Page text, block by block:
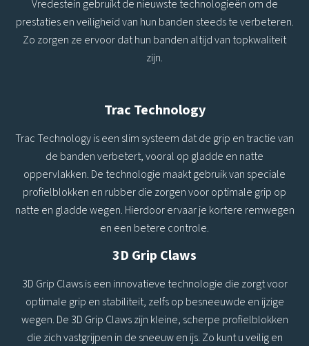
Vredestein gebruikt de nieuwste technologieën om de
prestaties en veiligheid van hun banden steeds te verbeteren.
Zo zorgen ze ervoor dat hun banden altijd van topkwaliteit
zijn.
Trac Technology
Trac Technology is een slim systeem dat de grip en tractie van
de banden verbetert, vooral op gladde en natte
oppervlakken. De technologie maakt gebruik van speciale
profielblokken en rubber die zorgen voor optimale grip op
natte en gladde wegen. Hierdoor ervaar je kortere remwegen
en een betere controle.
3D Grip Claws
3D Grip Claws is een innovatieve technologie die zorgt voor
optimale grip en stabiliteit, zelfs op besneeuwde en ijzige
wegen. De 3D Grip Claws zijn kleine, scherpe profielblokken
die zich vastgrijpen in de sneeuw en ijs. Zo kunt u veilig en